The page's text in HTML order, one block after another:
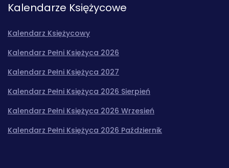
Kalendarze Księżycowe
Kalendarz Księżycowy
Kalendarz Pełni Księżyca 2026
Kalendarz Pełni Księżyca 2027
Kalendarz Pełni Księżyca 2026 Sierpień
Kalendarz Pełni Księżyca 2026 Wrzesień
Kalendarz Pełni Księżyca 2026 Październik